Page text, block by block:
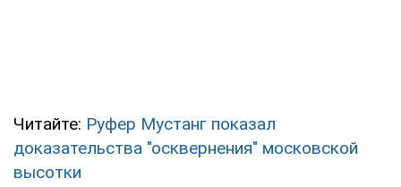
Читайте: Руфер Мустанг показал
доказательства "осквернения" московской
высотки